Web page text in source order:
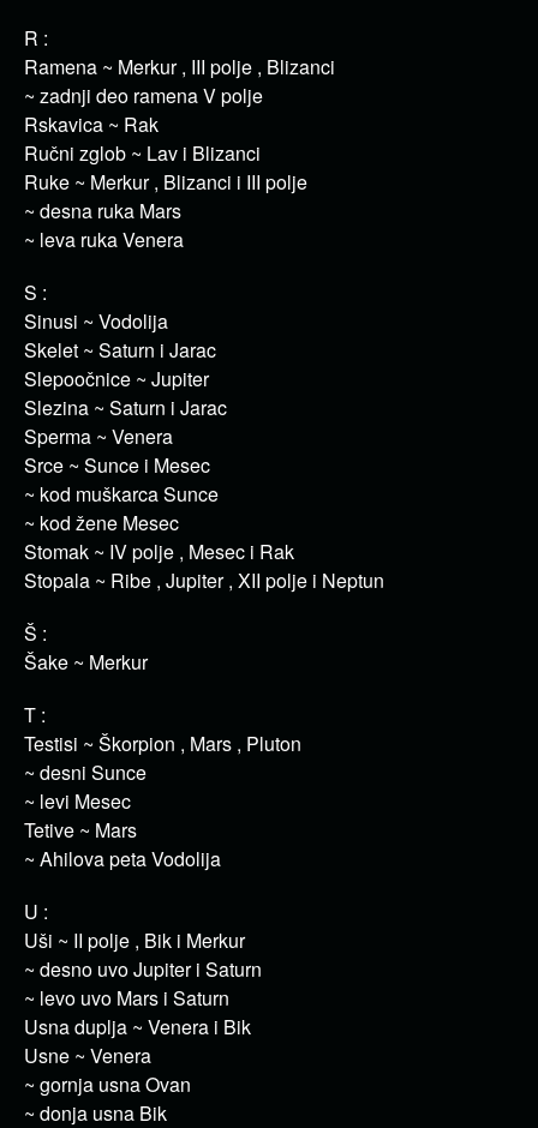
R :
Ramena ~ Merkur , III polje , Blizanci
~ zadnji deo ramena V polje
Rskavica ~ Rak
Ručni zglob ~ Lav i Blizanci
Ruke ~ Merkur , Blizanci i III polje
~ desna ruka Mars
~ leva ruka Venera
S :
Sinusi ~ Vodolija
Skelet ~ Saturn i Jarac
Slepoočnice ~ Jupiter
Slezina ~ Saturn i Jarac
Sperma ~ Venera
Srce ~ Sunce i Mesec
~ kod muškarca Sunce
~ kod žene Mesec
Stomak ~ IV polje , Mesec i Rak
Stopala ~ Ribe , Jupiter , XII polje i Neptun
Š :
Šake ~ Merkur
T :
Testisi ~ Škorpion , Mars , Pluton
~ desni Sunce
~ levi Mesec
Tetive ~ Mars
~ Ahilova peta Vodolija
U :
Uši ~ II polje , Bik i Merkur
~ desno uvo Jupiter i Saturn
~ levo uvo Mars i Saturn
Usna duplja ~ Venera i Bik
Usne ~ Venera
~ gornja usna Ovan
~ donja usna Bik